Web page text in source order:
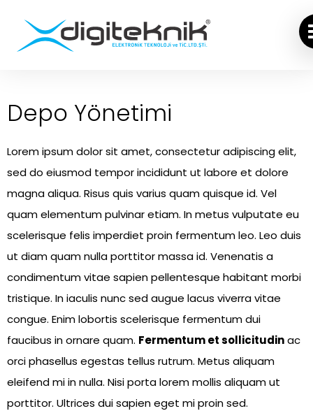
Depo Yönetimi
Lorem ipsum dolor sit amet, consectetur adipiscing elit,
sed do eiusmod tempor incididunt ut labore et dolore
magna aliqua. Risus quis varius quam quisque id. Vel
quam elementum pulvinar etiam. In metus vulputate eu
scelerisque felis imperdiet proin fermentum leo. Leo duis
ut diam quam nulla porttitor massa id. Venenatis a
condimentum vitae sapien pellentesque habitant morbi
tristique. In iaculis nunc sed augue lacus viverra vitae
congue. Enim lobortis scelerisque fermentum dui
faucibus in ornare quam. Fermentum et sollicitudinac
orci phasellus egestas tellus rutrum. Metus aliquam
eleifend mi in nulla. Nisi porta lorem mollis aliquam ut
porttitor. Ultrices dui sapien eget mi proin sed.